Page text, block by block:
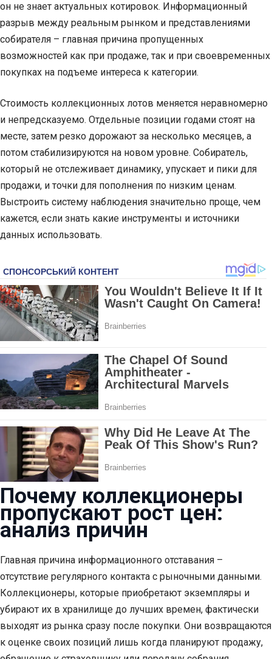
он не знает актуальных котировок. Информационный
разрыв между реальным рынком и представлениями
собирателя – главная причина пропущенных
возможностей как при продаже, так и при своевременных
покупках на подъеме интереса к категории.
Стоимость коллекционных лотов меняется неравномерно
и непредсказуемо. Отдельные позиции годами стоят на
месте, затем резко дорожают за несколько месяцев, а
потом стабилизируются на новом уровне. Собиратель,
который не отслеживает динамику, упускает и пики для
продажи, и точки для пополнения по низким ценам.
Выстроить систему наблюдения значительно проще, чем
кажется, если знать какие инструменты и источники
данных использовать.
Почему коллекционеры
пропускают рост цен:
анализ причин
Главная причина информационного отставания –
отсутствие регулярного контакта с рыночными данными.
Коллекционеры, которые приобретают экземпляры и
убирают их в хранилище до лучших времен, фактически
выходят из рынка сразу после покупки. Они возвращаются
к оценке своих позиций лишь когда планируют продажу,